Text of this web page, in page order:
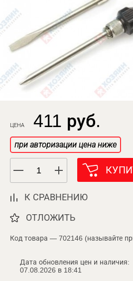
ЦЕНА 411 руб.
при авторизации цена ниже
К СРАВНЕНИЮ
ОТЛОЖИТЬ
Код товара — 702146 (называйте
Дата обновления цен и наличия:
07.08.2026 в 18:41